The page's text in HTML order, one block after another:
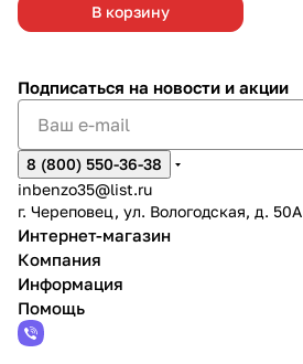
В корзину
Подписаться на новости и акции
8 (800) 550-36-38
inbenzo35@list.ru
г. Череповец, ул. Вологодская, д. 50А
Интернет-магазин
Компания
Информация
Помощь